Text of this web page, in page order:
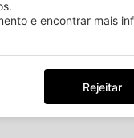
a cidade
e encontrar mais
Rejeitar